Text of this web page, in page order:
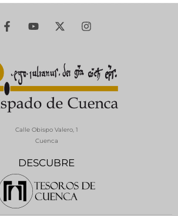
DESCUBRE
Calle Obispo Valero, 1
Cuenca